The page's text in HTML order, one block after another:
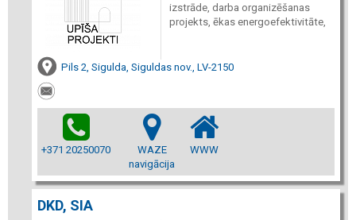
izstrāde, darba organizēšanas
projekts, ēkas energoefektivitāte,
Pils 2, Sigulda, Siguldas nov., LV-2150
+371 20250070
WAZE
navigācija
WWW
DKD, SIA